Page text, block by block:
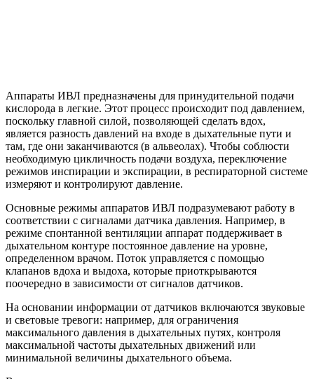
Аппараты ИВЛ предназначены для принудительной подачи
кислорода в легкие. Этот процесс происходит под давлением,
поскольку главной силой, позволяющей сделать вдох,
является разность давлений на входе в дыхательные пути и
там, где они заканчиваются (в альвеолах). Чтобы соблюсти
необходимую цикличность подачи воздуха, переключение
режимов инспирации и экспирации, в респираторной системе
измеряют и контролируют давление.
Основные режимы аппаратов ИВЛ подразумевают работу в
соответствии с сигналами датчика давления. Например, в
режиме спонтанной вентиляции аппарат поддерживает в
дыхательном контуре постоянное давление на уровне,
определенном врачом. Поток управляется с помощью
клапанов вдоха и выдоха, которые приоткрываются
поочередно в зависимости от сигналов датчиков.
На основании информации от датчиков включаются звуковые
и световые тревоги: например, для ограничения
максимального давления в дыхательных путях, контроля
максимальной частоты дыхательных движений или
минимальной величины дыхательного объема.